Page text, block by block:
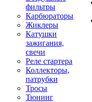
фильтры
Карбюраторы
Жиклеры
Катушки
зажигания,
свечи
Реле стартера
Коллекторы,
патрубки
Тросы
Тюнинг